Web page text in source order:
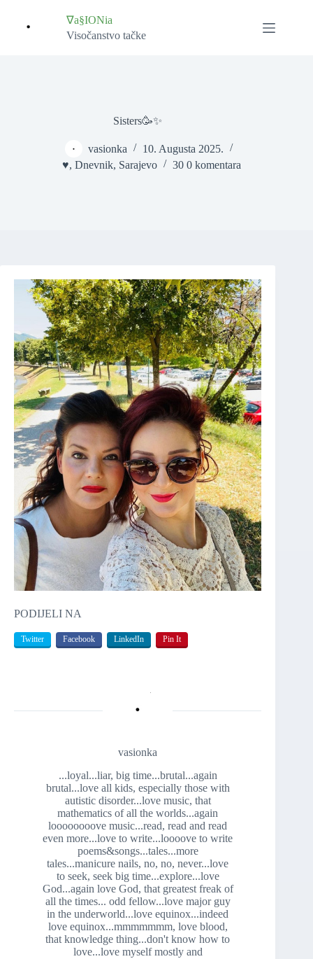
content
∇a§IONia
Visočanstvo tačke
Sisters🥳✨
vasionka
10. Augusta 2025.
♥️,Dnevnik, Sarajevo 30 0 komentara
PODIJELI NA
Twitter Facebook LinkedIn Pin It
vasionka
...loyal...liar, big time...brutal...again
brutal...love all kids, especially those with
autistic disorder...love music, that
mathematics of all the worlds...again
loooooooove music...read, read and read
even more...love to write...loooove to write
poems&songs...tales...more
tales...manicure nails, no, no, never...love
to seek, seek big time...explore...love
God...again love God, that greatest freak of
all the times... odd fellow...love major guy
in the underworld...love equinox...indeed
love equinox...mmmmmmm, love blood,
that knowledge thing...don't know how to
love...love myself mostly and